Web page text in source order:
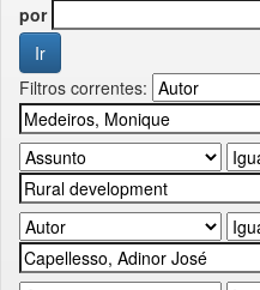
por
Filtros correntes: